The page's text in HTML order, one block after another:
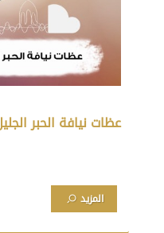
عظات نيافة الحبر
المزيد